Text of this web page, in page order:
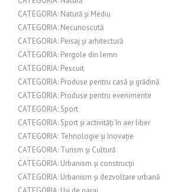
CATEGORIA: Natură și Mediu
CATEGORIA: Necunoscută
CATEGORIA: Peisaj și arhitectură
CATEGORIA: Pergole din lemn
CATEGORIA: Pescuit
CATEGORIA: Produse pentru casă și grădină
CATEGORIA: Produse pentru evenimente
CATEGORIA: Sport
CATEGORIA: Sport și activități în aer liber
CATEGORIA: Tehnologie și Inovație
CATEGORIA: Turism și Cultură
CATEGORIA: Urbanism și construcții
CATEGORIA: Urbanism și dezvoltare urbană